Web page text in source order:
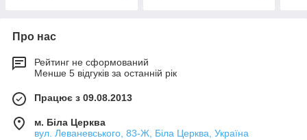
Про нас
Рейтинг не сформований
Менше 5 відгуків за останній рік
Працює з 09.08.2013
м. Біла Церква
вул. Леваневського, 83-Ж, Біла Церква, Україна